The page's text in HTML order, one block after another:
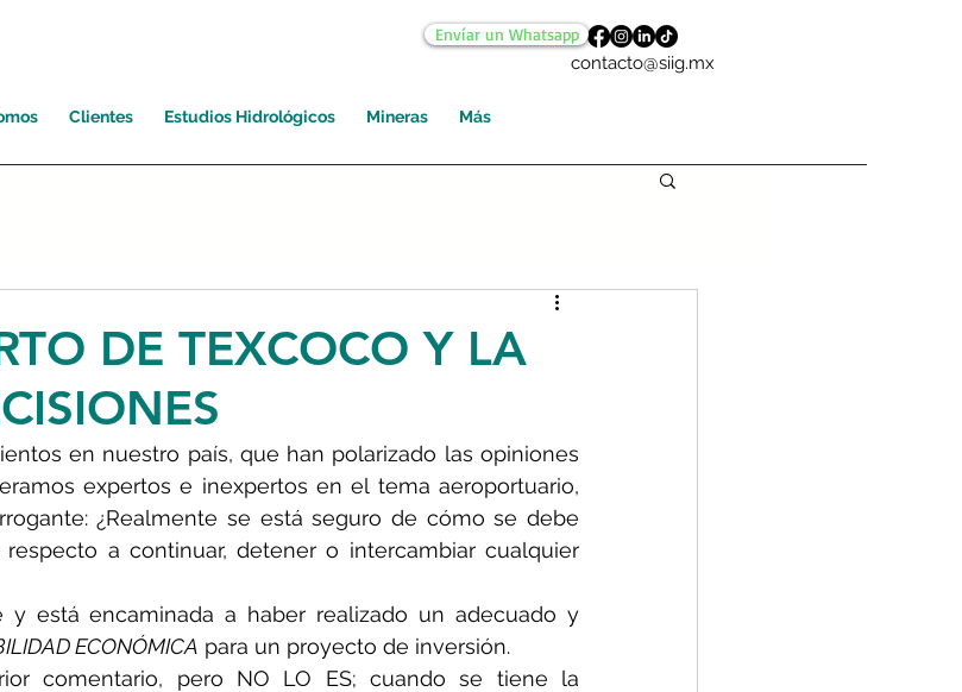
Clientes Estudios Hidrológicos Mineras Más
contacto@siig.mx
Envíar un Whatsapp
DE TEXCOCO Y LA
en nuestro país, que han polarizado las opiniones
expertos e inexpertos en el tema aeroportuario,
¿Realmente se está seguro de cómo se debe
a continuar, detener o intercambiar cualquier
está encaminada a haber realizado un adecuado y
ECONÓMICA para un proyecto de inversión.
comentario, pero NO LO ES; cuando se tiene la